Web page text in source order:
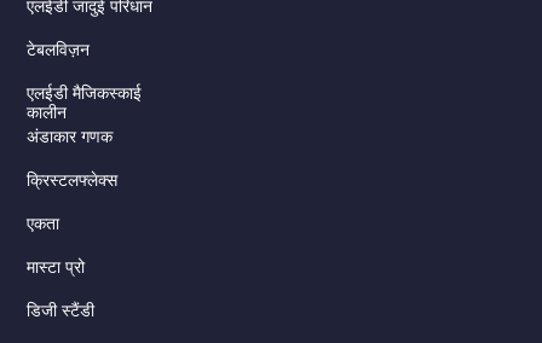
एलईडी जादुई परिधान
टेबलविज़न
एलईडी मैजिकस्काई
कालीन
अंडाकार गणक
क्रिस्टलफ्लेक्स
एकता
मास्टा प्रो
डिजी स्टैंडी